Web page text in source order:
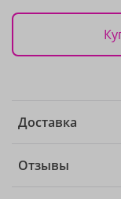
Доставка
Отзывы